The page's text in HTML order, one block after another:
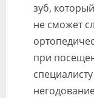
зуб,
не сможет
при